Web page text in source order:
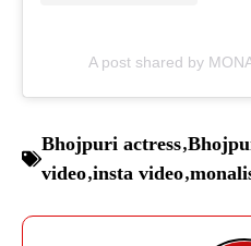
A post shared by
Bhojpuri actress,
video,insta video,